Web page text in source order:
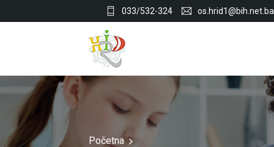
033/532-324 os.hrid1@bih.net.ba
Početna